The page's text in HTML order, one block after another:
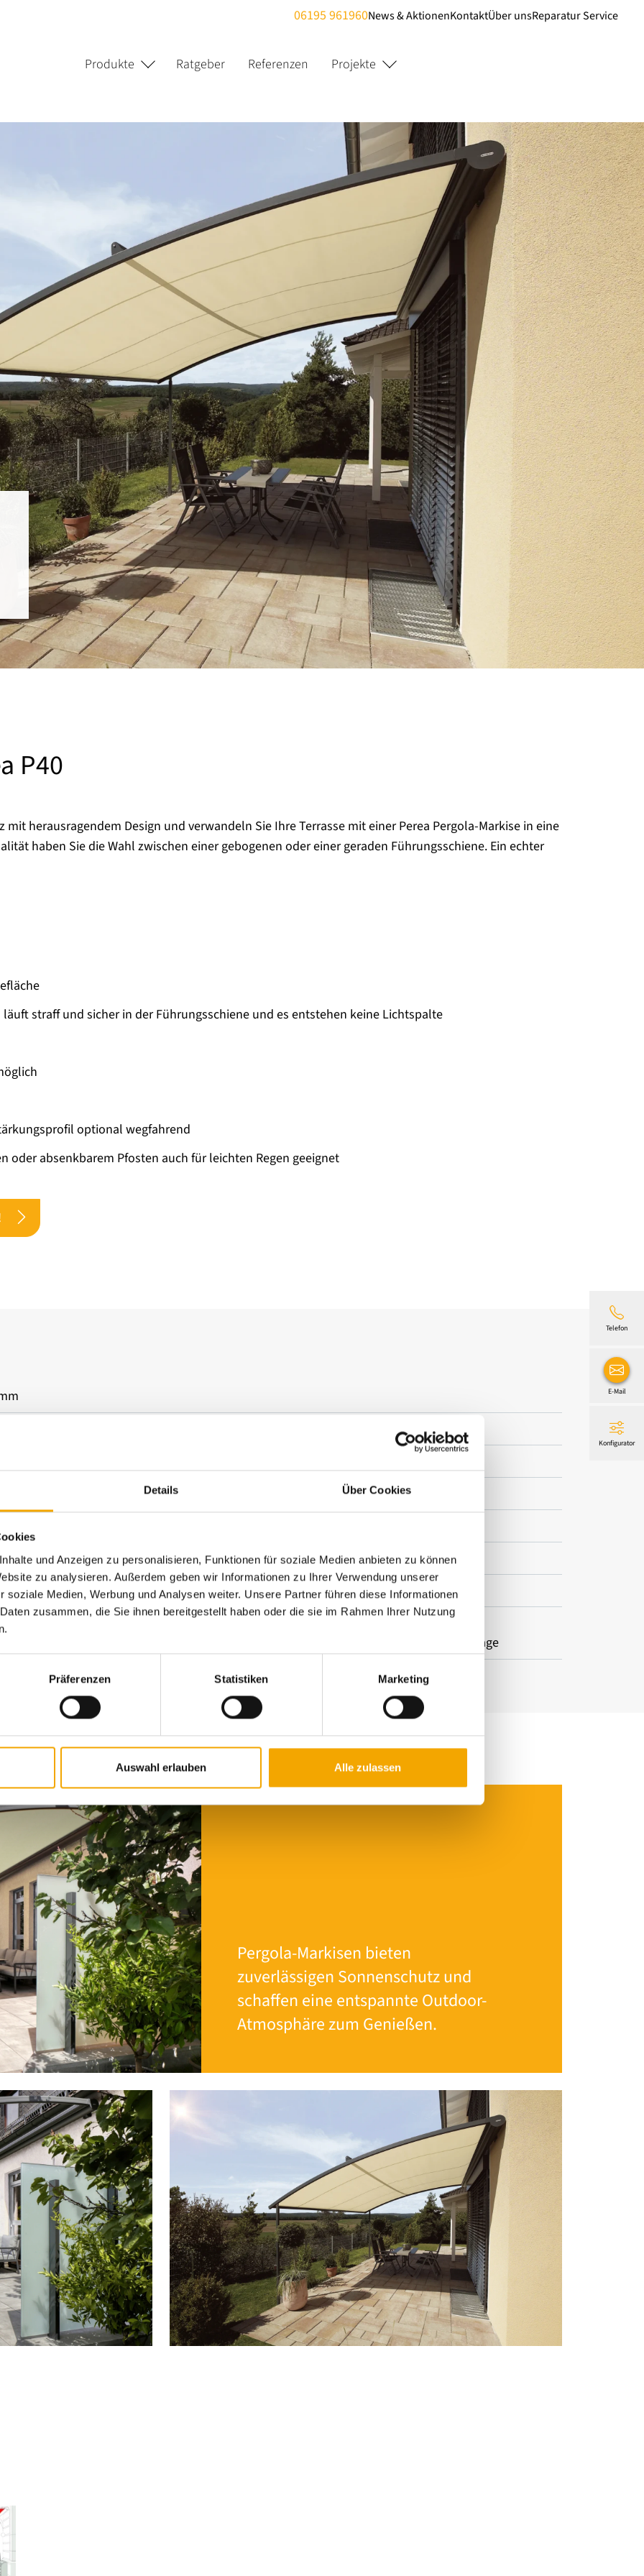
Details Über Cookies
und Anzeigen zu personalisieren, Funktionen für soziale Medien anbieten zu können
zu analysieren. Außerdem geben wir Informationen zu Ihrer Verwendung unserer
soziale Medien, Werbung und Analysen weiter. Unsere Partner führen diese Informationen
zusammen, die Sie ihnen bereitgestellt haben oder die sie im Rahmen Ihrer Nutzung
Präferenzen Statistiken Marketing
Auswahl erlauben Alle zulassen
06195 961960News & AktionenKontaktÜber unsReparatur Service
Produkte Ratgeber Referenzen Projekte
P40
herausragendem Design und verwandeln Sie Ihre Terrasse mit einer Perea Pergola-Markise in eine
haben Sie die Wahl zwischen einer gebogenen oder einer geraden Führungsschiene. Ein echter
straff und sicher in der Führungsschiene und es entstehen keine Lichtspalte
optional wegfahrend
oder absenkbarem Pfosten auch für leichten Regen geeignet
Funkmotor
Weather, Acryl Standard, Soltis 92, Starlight Blue, Twilight Pearl
oder gebogene Führungsschienen
Dachsparrenmontage, Deckenmontage, Montage über Pfostenhalter an
Geländer, Montage der Pfosten auf Fundament bzw. Schraubfundament, Wandmontage
Pergola-Markisen bieten
zuverlässigen Sonnenschutz und
schaffen eine entspannte Outdoor-
Atmosphäre zum Genießen.
Telefon
E-Mail
Konfigurator